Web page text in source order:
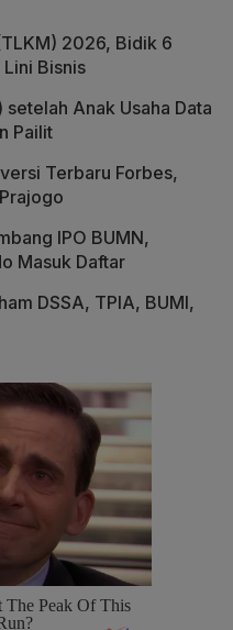
2026, Bidik 6
Bisnis
Anak Usaha Data
Pailit
Terbaru Forbes,
IPO BUMN,
Masuk Daftar
DSSA, TPIA, BUMI,